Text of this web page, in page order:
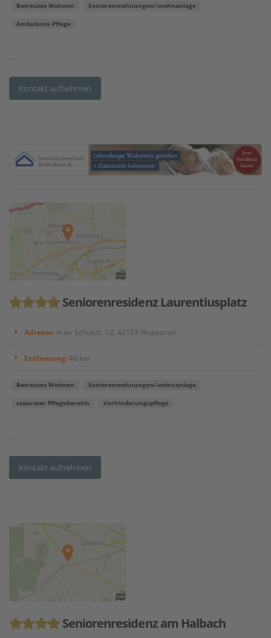
Betreutes Wohnen Seniorenwohnungen/-wohnanlage
Ambulante Pflege
...
Kontakt aufnehmen
Seniorenresidenz Laurentiusplatz
Adresse:Auer Schulstr. 12, 42103 Wuppertal
Entfernung:48 km
Betreutes Wohnen Seniorenwohnungen/-wohnanlage
separater Pflegebereich Verhinderungspflege
...
Kontakt aufnehmen
Seniorenresidenz am Halbach